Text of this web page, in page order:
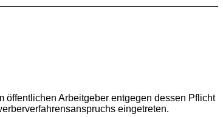
Arbeitgeber entgegen dessen Pflicht
eingetreten.